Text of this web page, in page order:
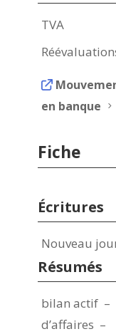
TVA
en banque
5
Fiche
Écritures
Nouveau
Résumés
bilan actif
d’affaires –